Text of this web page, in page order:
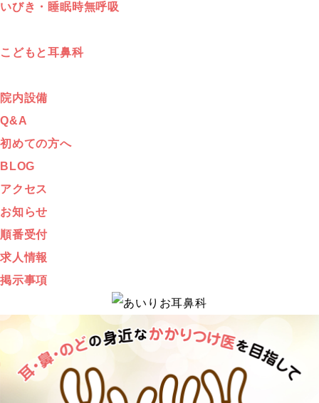
いびき・睡眠時無呼吸
こどもと耳鼻科
院内設備
Q&A
初めての方へ
BLOG
アクセス
お知らせ
順番受付
求人情報
掲示事項